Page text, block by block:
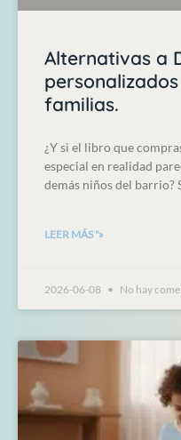
Alternativas a
familias.
¿Y si el libro que
especial en realidad
demás niños del barrio?
LEER MÁS "»
2026-06-08 No hay